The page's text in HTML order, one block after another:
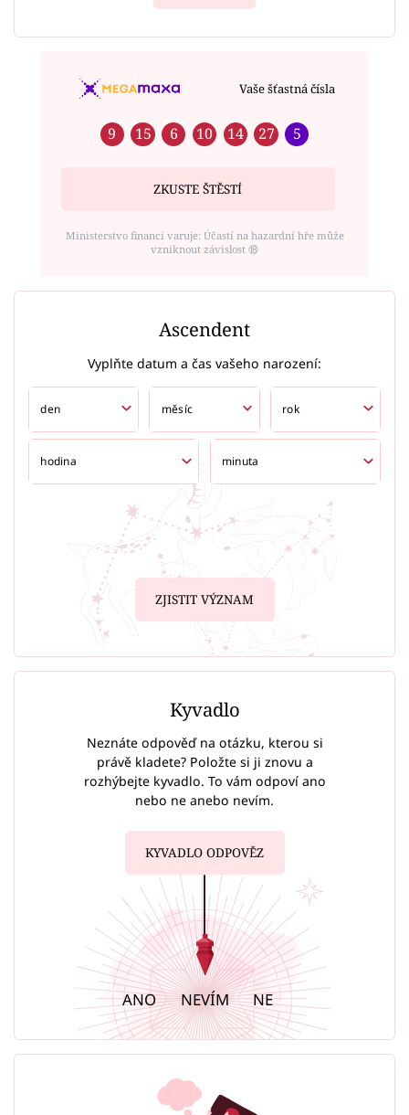
Vaše šťastná čísla
9 15 6 10 14 27 5
ZKUSTE ŠTĚSTÍ
Ministerstvo financí varuje: Účastí na hazardní hře může
vzniknout závislost ⑱
Ascendent
Vyplňte datum a čas vašeho narození:
ZJISTIT VÝZNAM
Kyvadlo
Neznáte odpověď na otázku, kterou si
právě kladete? Položte si ji znovu a
rozhýbejte kyvadlo. To vám odpoví ano
nebo ne anebo nevím.
KYVADLO ODPOVĚZ
ANO NEVÍM NE